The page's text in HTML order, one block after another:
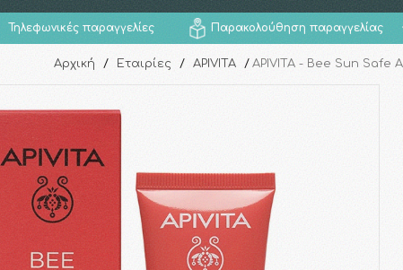
Τηλεφωνικές παραγγελίες Παρακολούθηση παραγγελίας
Αρχική / Εταιρίες / APIVITA / APIVITA - Bee Sun Safe